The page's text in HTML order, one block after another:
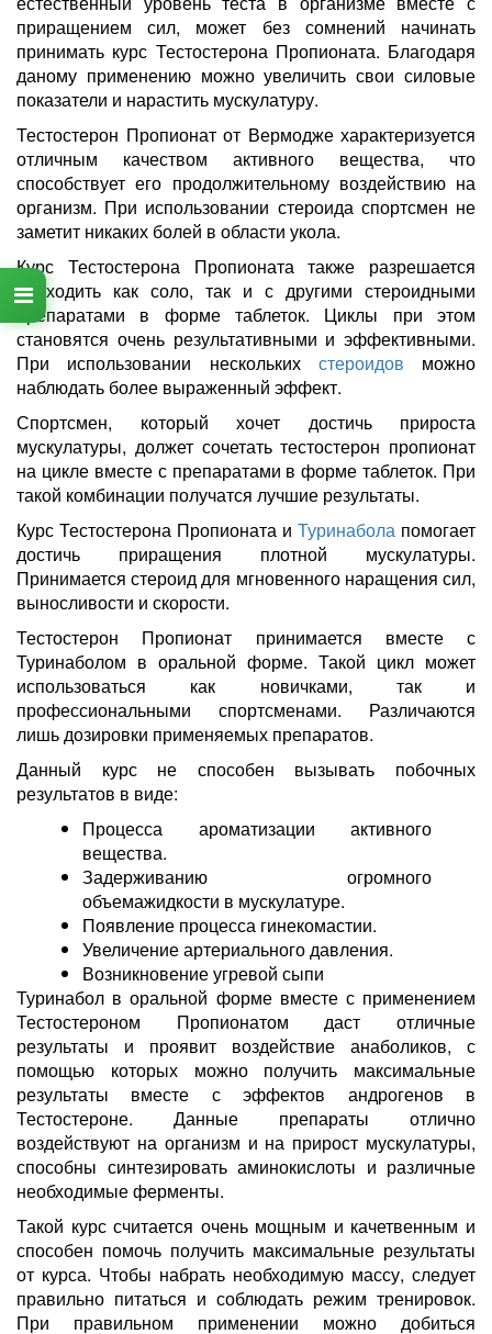
приращением сил, может без сомнений начинать
принимать курс Тестостерона Пропионата. Благодаря
даному применению можно увеличить свои силовые
показатели и нарастить мускулатуру.
Тестостерон Пропионат от Вермодже характеризуется
отличным качеством активного вещества, что
способствует его продолжительному воздействию на
организм. При использовании стероида спортсмен не
заметит никаких болей в области укола.
Курс Тестостерона Пропионата также разрешается
проходить как соло, так и с другими стероидными
препаратами в форме таблеток. Циклы при этом
становятся очень результативными и эффективными.
При использовании нескольких стероидов можно
наблюдать более выраженный эффект.
Спортсмен, который хочет достичь прироста
мускулатуры, должет сочетать тестостерон пропионат
на цикле вместе с препаратами в форме таблеток. При
такой комбинации получатся лучшие результаты.
Курс Тестостерона Пропионата и Туринабола помогает
достичь приращения плотной мускулатуры.
Принимается стероид для мгновенного наращения сил,
выносливости и скорости.
Тестостерон Пропионат принимается вместе с
Туринаболом в оральной форме. Такой цикл может
использоваться как новичками, так и
профессиональными спортсменами. Различаются
лишь дозировки применяемых препаратов.
Данный курс не способен вызывать побочных
результатов в виде:
Процесса ароматизации активного
вещества.
Задерживанию огромного
объемажидкости в мускулатуре.
Появление процесса гинекомастии.
Увеличение артериального давления.
Возникновение угревой сыпи
Туринабол в оральной форме вместе с применением
Тестостероном Пропионатом даст отличные
результаты и проявит воздействие анаболиков, с
помощью которых можно получить максимальные
результаты вместе с эффектов андрогенов в
Тестостероне. Данные препараты отлично
воздействуют на организм и на прирост мускулатуры,
способны синтезировать аминокислоты и различные
необходимые ферменты.
Такой курс считается очень мощным и качетвенным и
способен помочь получить максимальные результаты
от курса. Чтобы набрать необходимую массу, следует
правильно питаться и соблюдать режим тренировок.
При правильном применении можно добиться